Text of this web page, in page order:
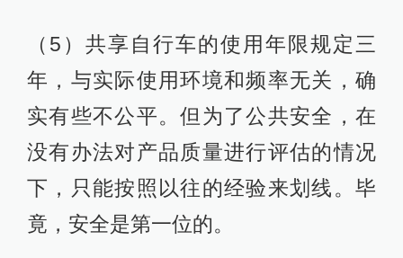
（5）共享自行车的使用年限规定三
年，与实际使用环境和频率无关，确
实有些不公平。但为了公共安全，在
没有办法对产品质量进行评估的情况
下，只能按照以往的经验来划线。毕
竟，安全是第一位的。